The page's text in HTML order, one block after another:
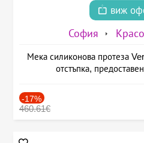
виж
София
Мека силиконова протеза
отстъпка,
-17%
460.61€